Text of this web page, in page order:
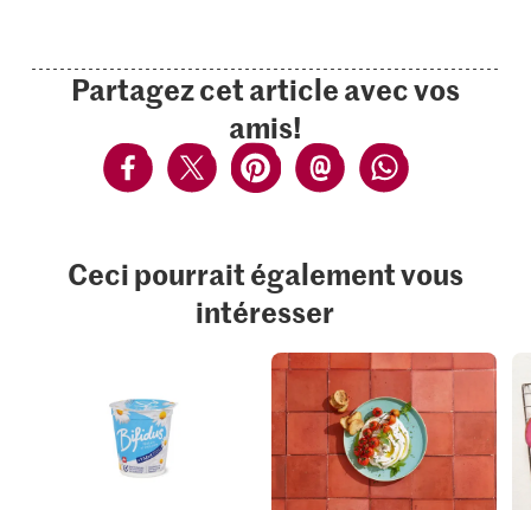
Partagez cet article avec vos
amis!
Ceci pourrait également vous
intéresser